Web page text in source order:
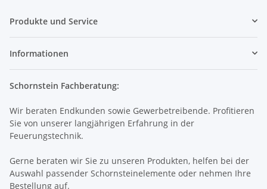
Produkte und Service
Informationen
Schornstein Fachberatung:
Wir beraten Endkunden sowie Gewerbetreibende. Profitieren
Sie von unserer langjährigen Erfahrung in der
Feuerungstechnik.
Gerne beraten wir Sie zu unseren Produkten, helfen bei der
Auswahl passender Schornsteinelemente oder nehmen Ihre
Bestellung auf.